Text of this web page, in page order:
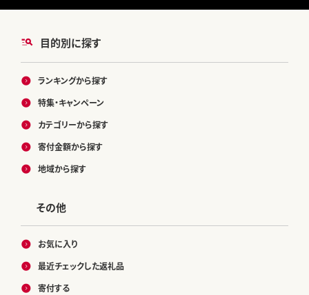
目的別に探す
ランキングから探す
特集・キャンペーン
カテゴリーから探す
寄付金額から探す
地域から探す
その他
お気に入り
最近チェックした返礼品
寄付する